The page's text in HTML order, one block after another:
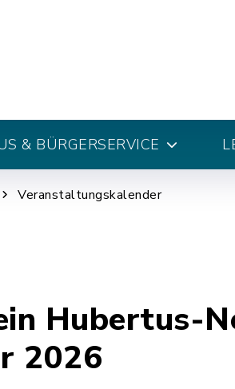
& BÜRGERSERVICE
Veranstaltungskalender
Hubertus-
2026